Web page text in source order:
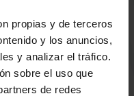
propias y de terceros
y los anuncios,
y analizar el tráfico.
sobre el uso que
de redes
eta onartzen dut eta
lehiaketei, eskaintzei
elektronikoak jaso nahi ditut.